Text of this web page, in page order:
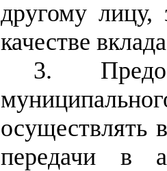
другому лицу,
качестве
3.
осуществлять
передачи в